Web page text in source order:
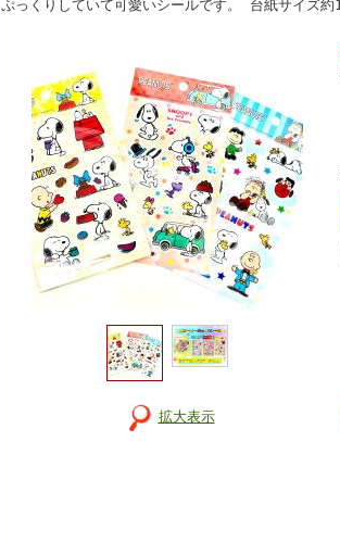
ぷっくりしていて可愛いシールです。 台紙サイズ
拡大表示